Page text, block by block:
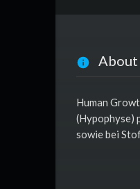
About
Human
(Hypophyse)
sowie bei